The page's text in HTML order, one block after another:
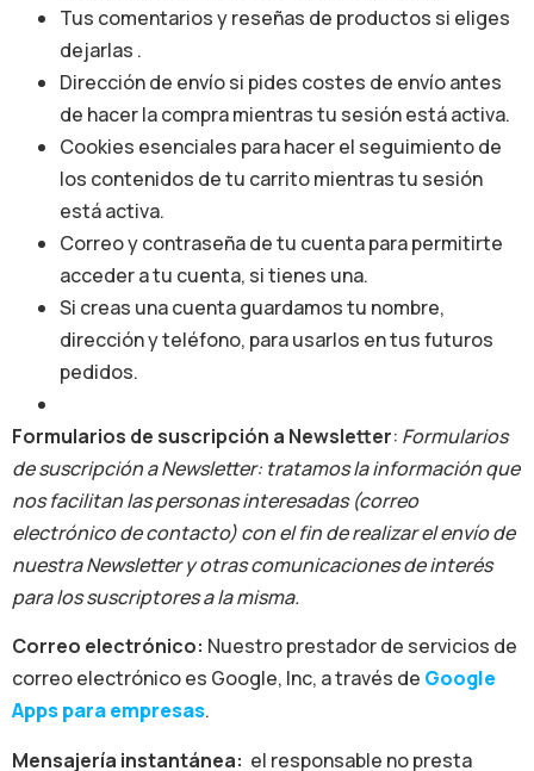
Tus comentarios y reseñas de productos si eliges
dejarlas .
Dirección de envío si pides costes de envío antes
de hacer la compra mientras tu sesión está activa.
Cookies esenciales para hacer el seguimiento de
los contenidos de tu carrito mientras tu sesión
está activa.
Correo y contraseña de tu cuenta para permitirte
acceder a tu cuenta, si tienes una.
Si creas una cuenta guardamos tu nombre,
dirección y teléfono, para usarlos en tus futuros
pedidos.
Formularios de suscripción a Newsletter: Formularios
de suscripción a Newsletter: tratamos la información que
nos facilitan las personas interesadas (correo
electrónico de contacto) con el fin de realizar el envío de
nuestra Newsletter y otras comunicaciones de interés
para los suscriptores a la misma.
Correo electrónico: Nuestro prestador de servicios de
correo electrónico es Google, Inc, a través de Google
Apps para empresas.
Mensajería instantánea: el responsable no presta